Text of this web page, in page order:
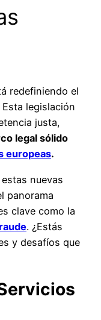
redefiniendo el
legislación
justa,
legal sólido
europeas.
nuevas
panorama
clave como la
. ¿Estás
y desafíos que